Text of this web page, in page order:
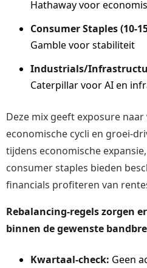
Hathaway voor
Consumer Staples (10-
Gamble voor stabiliteit
Industrials/
Caterpillar voor AI en
Deze mix geeft exposure
economische cycli en groei-
tijdens economische
consumer staples bieden
financials profiteren van
Rebalancing-regels zorgen
binnen de gewenste
Kwartaal-check: Geen